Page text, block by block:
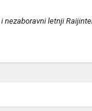
letnji